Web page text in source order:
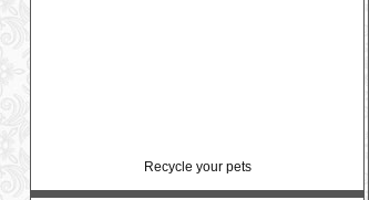
Recycle your pets